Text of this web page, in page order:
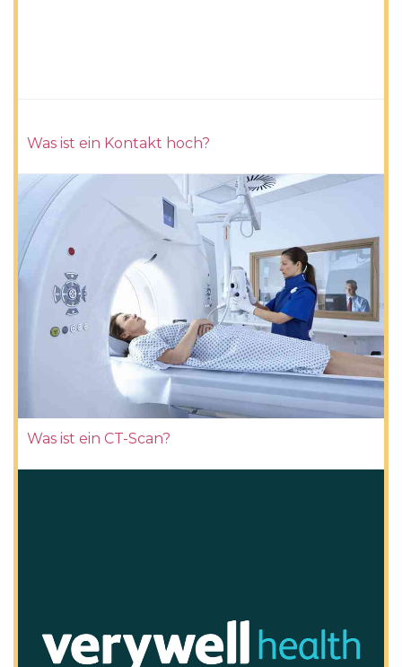
Was ist ein Kontakt hoch?
Was ist ein CT-Scan?